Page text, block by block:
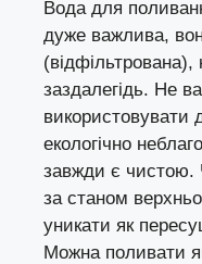
Вода для
дуже важлива,
(відфільтрована),
заздалегідь. Не
екологічно
завжди є чистою.
за станом
уникати як
Можна поливати